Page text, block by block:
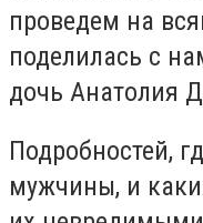
проведем на
поделилась с
дочь Анатолия
Подробностей,
мужчины, и